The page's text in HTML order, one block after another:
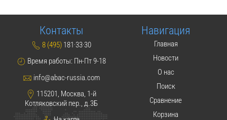
Контакты
8 (495) 181·33·30
Время работы: Пн-Пт 9-18
info@abac-russia.com
115201, Москва, 1-й
Котляковский пер., д.3Б
Навигация
Главная
Новости
О нас
Поиск
Сравнение
Корзина